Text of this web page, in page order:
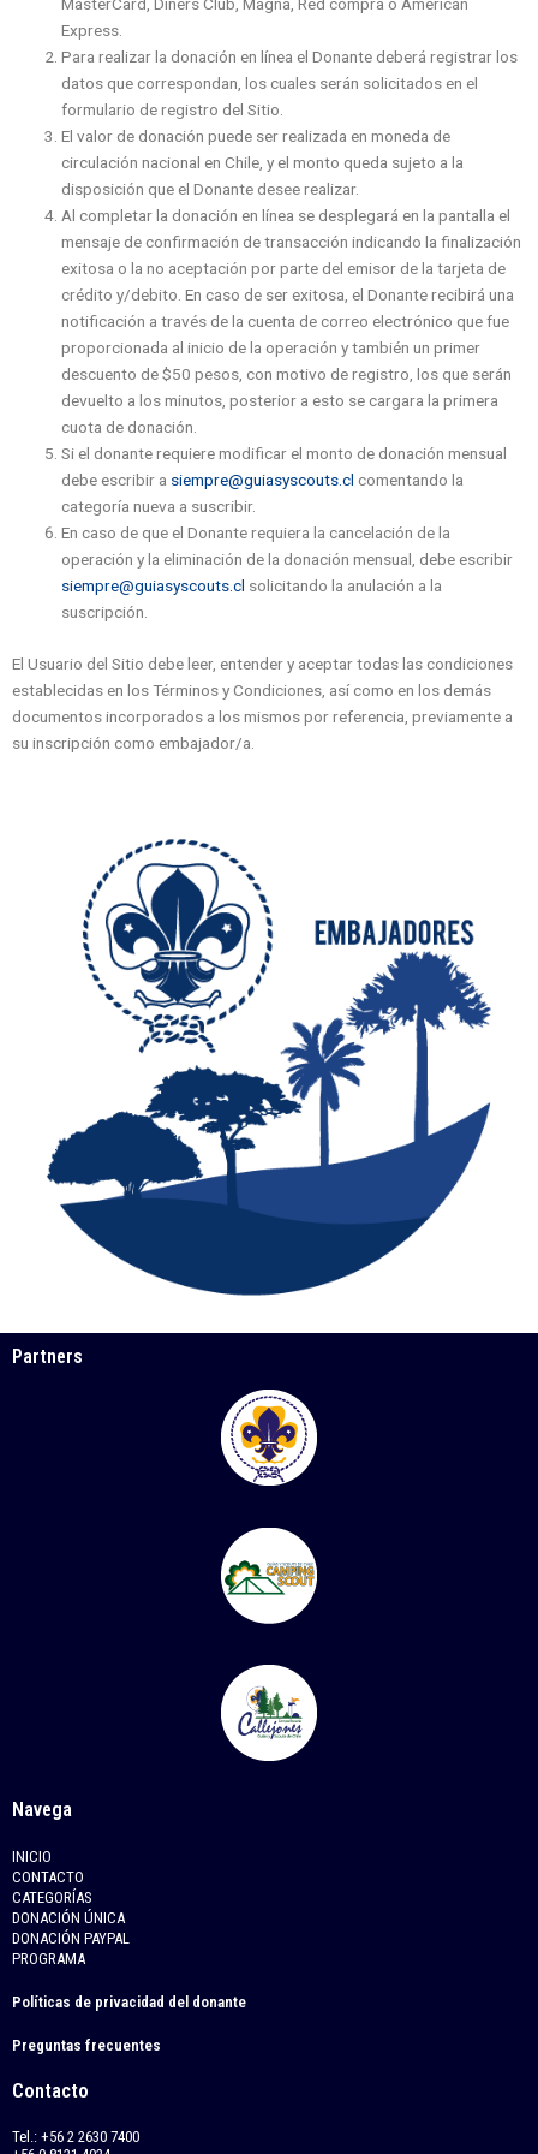
MasterCard, Diners Club, Magna, Red compra o American
Express.
Para realizar la donación en línea el Donante deberá registrar los
datos que correspondan, los cuales serán solicitados en el
formulario de registro del Sitio.
El valor de donación puede ser realizada en moneda de
circulación nacional en Chile, y el monto queda sujeto a la
disposición que el Donante desee realizar.
Al completar la donación en línea se desplegará en la pantalla el
mensaje de confirmación de transacción indicando la finalización
exitosa o la no aceptación por parte del emisor de la tarjeta de
crédito y/debito. En caso de ser exitosa, el Donante recibirá una
notificación a través de la cuenta de correo electrónico que fue
proporcionada al inicio de la operación y también un primer
descuento de $50 pesos, con motivo de registro, los que serán
devuelto a los minutos, posterior a esto se cargara la primera
cuota de donación.
Si el donante requiere modificar el monto de donación mensual
debe escribir a siempre@guiasyscouts.cl comentando la
categoría nueva a suscribir.
En caso de que el Donante requiera la cancelación de la
operación y la eliminación de la donación mensual, debe escribir
siempre@guiasyscouts.cl solicitando la anulación a la
suscripción.
El Usuario del Sitio debe leer, entender y aceptar todas las condiciones
establecidas en los Términos y Condiciones, así como en los demás
documentos incorporados a los mismos por referencia, previamente a
su inscripción como embajador/a.
Partners
Navega
INICIO
CONTACTO
CATEGORÍAS
DONACIÓN ÚNICA
DONACIÓN PAYPAL
PROGRAMA
Políticas de privacidad del donante
Preguntas frecuentes
Contacto
Tel.: +56 2 2630 7400